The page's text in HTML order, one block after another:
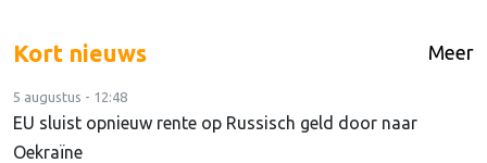
Kort nieuws Meer
5 augustus - 12:48
EU sluist opnieuw rente op Russisch geld door naar
Oekraïne